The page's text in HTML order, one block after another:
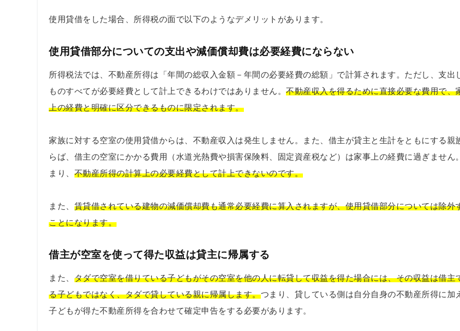
使用貸借をした場合、所得税の面で以下のようなデメリットがあります。
使用貸借部分についての支出や減価償却費は必要経費にならない
所得税法では、不動産所得は「年間の総収入金額－年間の必要経費の総額」で計算されます。ただし、支出
ものすべてが必要経費として計上できるわけではありません。 不動産収入を得るために直接必要な費用で、
上の経費と明確に区分できるものに限定されます。
家族に対する空室の使用貸借からは、不動産収入は発生しません。また、借主が貸主と生計をともにする親
らば、借主の空室にかかる費用（水道光熱費や損害保険料、固定資産税など）は家事上の経費に過ぎません
まり、 不動産所得の計算上の必要経費として計上できないのです。
また、 賃貸借されている建物の減価償却費も通常必要経費に算入されますが、使用貸借部分については除外
ことになります。
借主が空室を使って得た収益は貸主に帰属する
また、 タダで空室を借りている子どもがその空室を他の人に転貸して収益を得た場合には、その収益は借主
る子どもではなく、タダで貸している親に帰属します。つまり、貸している側は自分自身の不動産所得に加
子どもが得た不動産所得を合わせて確定申告をする必要があります。